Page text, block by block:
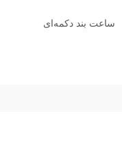
ساعت بند دکمه‌ای